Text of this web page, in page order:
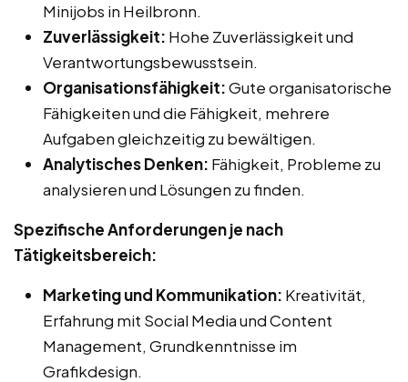
Minijobs in Heilbronn.
Zuverlässigkeit: Hohe Zuverlässigkeit und
Verantwortungsbewusstsein.
Organisationsfähigkeit:Gute organisatorische
Fähigkeiten und die Fähigkeit, mehrere
Aufgaben gleichzeitig zu bewältigen.
Analytisches Denken: Fähigkeit, Probleme zu
analysieren und Lösungen zu finden.
Spezifische Anforderungen je nach
Tätigkeitsbereich:
Marketing und Kommunikation: Kreativität,
Erfahrung mit Social Media und Content
Management, Grundkenntnisse im
Grafikdesign.